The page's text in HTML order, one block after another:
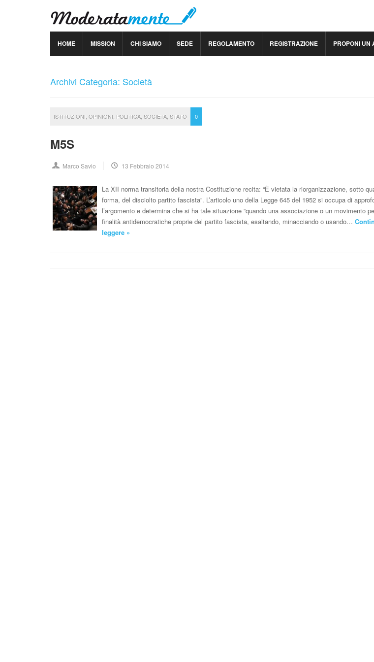
HOME MISSION CHI SIAMO SEDE REGOLAMENTO REGISTRAZIONE PROPONI UN
Archivi Categoria: Società
ISTITUZIONI OPINIONI POLITICA SOCIETÀ STATO 0
M5S
Marco Savio 13 Febbraio 2014
La XII norma transitoria della nostra Costituzione recita: “È vietata la riorganizzazione, sotto
forma, del disciolto partito fascista”. L’articolo uno della Legge 645 del 1952 si occupa di
l’argomento e determina che si ha tale situazione “quando una associazione o un movimento
finalità antidemocratiche proprie del partito fascista, esaltando, minacciando o usando…
leggere »